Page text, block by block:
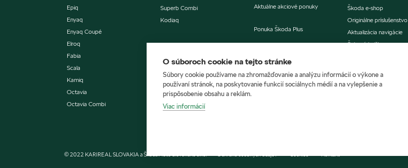
Epiq
Enyaq
Enyaq Coupé
Elroq
Fabia
Scala
Kamiq
Octavia
Octavia Combi
Superb Combi
Kodiaq
Cenníky a katalógy
Testovacia jazda
Dostupné vozidlá skladom
Cenníky a katalógy
Testovacia jazda
Aktuálne akciové ponuky
Ponuka Škoda Plus
už od 1 vozidla
Ponuka financovania
Škoda e-shop
Originálne príslušenstvo
Aktualizácia navigácie
Šeková knižka
Škoda Economy servis
© 2022 KARIREAL SLOVAKIA a Škoda Auto Slovensko s.r.o. Ochrana osobných údajov Cookies Kontakt
O súboroch cookie na tejto stránke
Súbory cookie používame na zhromažďovanie a analýzu informácií o výkone a
používaní stránok, na poskytovanie funkcií sociálnych médií a na vylepšenie a
prispôsobenie obsahu a reklám.
Viac informácií